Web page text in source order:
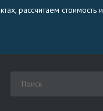
рассчитаем стоимость и